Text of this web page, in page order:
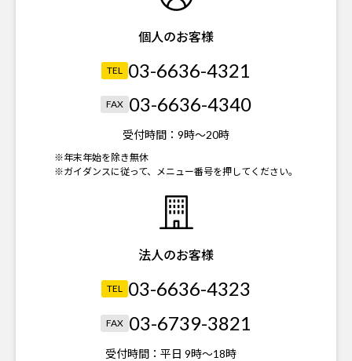
個人のお客様
TEL 03-6636-4321
FAX 03-6636-4340
受付時間： 9時～20時
※年末年始を除き無休
※ガイダンスに従って、メニュー番号を押してください。
法人のお客様
TEL 03-6636-4323
FAX 03-6739-3821
受付時間： 平日 9時～18時